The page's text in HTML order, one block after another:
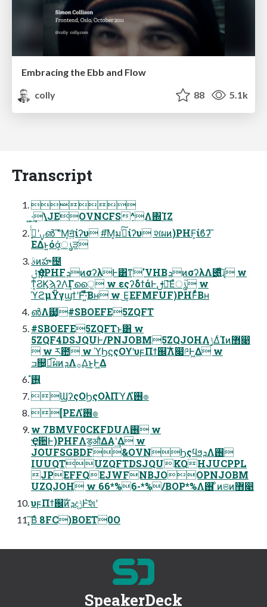
Embracing the Ebb and Flow
colly
88 5.1k
Transcript

͍·͙͢\JEOVNCFS^Λ΍ΊΖ
ΕΔͱ͍͏όά͕ൃੜ
ࣄͷహ຤
ݪҼɿ)PHFܕͷσʔλͰ͸ͳ͘'VHBܕͷσʔλΛ౉͍ͯͨ͠ɻ w
ͳ͔ͥϨϏϡʔΛ͢Γൈ͚ w εςʔδϯάͰࢦఠ͞Εͯൃ֮ w
ϓϩμΫγϣϯʹͰͯ͠·͍ͬͯͨΒʜ w ͜Ε͕EFMFUF)PHFͩͬͨΒʜ
൵ܶΛ๷͙#SBOEFE5ZQFT
#SBOEFE5ZQFTͱ͸ w
5ZQF4DSJQUͰ/PNJOBM5ZQJOHΛ࣮ݱ͢ΔͨΊͷ޻෉
 w ར఺ w ϓϦϛςΟϒʹυϝΠϯ஌ࣝΛ෇༩Ͱ͖Δ w
ߏ଄͕ಉ͡ผͷܕΛ࡞Δ͜ͱ͕Ͱ͖Δ
࢖͍ํ
ϢʔςΟϦςΟλΠϓΛ࢖͏ํ๏
[PEΛ࢖͏ํ๏
w 7BMVF0CKFDUΛ࢖͏ w
Ҿ਺Ͱ)PHFΛड͚औΔΑ͏ʹ͢Δ w
JOUFSGBDF&OVNϦςϥϧܕΛ࢖͏
IUUQTUZQFTDSJQUKQHJUCPPL
JPEFFQEJWFNBJOOPNJOBM
UZQJOH w 66*%6-*%/BOP*%Λ࢖͏ ͦͷଞͷ޻෉
υϝΠϯ஌ࣝͷܕදݱͰ҆͝શʹ
͓͠Βͤ 8FC)BOET0O
SpeakerDeck